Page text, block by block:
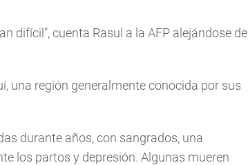
difícil", cuenta Rasul a la AFP alejándose de
una región generalmente conocida por sus
durante años, con sangrados, una
los partos y depresión. Algunas mueren